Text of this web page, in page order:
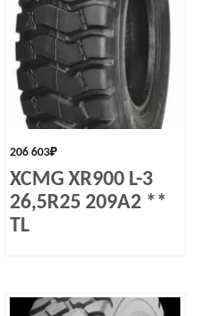
206 603₽
XCMG XR900 L-3
26,5R25 209A2 **
TL